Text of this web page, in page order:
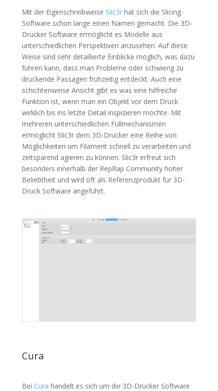
Mit der Eigenschreibweise Slic3r hat sich die Slicing-
Software schon lange einen Namen gemacht. Die 3D-
Drucker Software ermöglicht es Modelle aus
unterschiedlichen Perspektiven anzusehen. Auf diese
Weise sind sehr detaillierte Einblicke möglich, was dazu
führen kann, dass man Probleme oder schwierig zu
druckende Passagen frühzeitig entdeckt. Auch eine
schichtenweise Ansicht gibt es was eine hilfreiche
Funktion ist, wenn man ein Objekt vor dem Druck
wirklich bis ins letzte Detail inspizieren möchte. Mit
mehreren unterschiedlichen Füllmechanismen
ermöglicht Slic3r dem 3D-Drucker eine Reihe von
Möglichkeiten um Filament schnell zu verarbeiten und
zeitsparend agieren zu können. Slic3r erfreut sich
besonders innerhalb der RepRap Community hoher
Beliebtheit und wird oft als Referenzprodukt für 3D-
Druck Software angeführt.
Cura
Bei Cura handelt es sich um die 3D-Drucker Software